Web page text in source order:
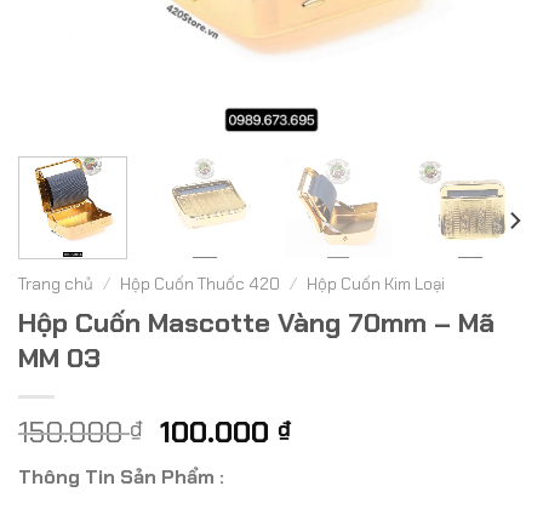
Trang chủ / Hộp Cuốn Thuốc 420 / Hộp Cuốn Kim Loại
Hộp Cuốn Mascotte Vàng 70mm – Mã
MM 03
150.000₫ Giá
gốc
là:
100.000 ₫Giá
Thông Tin Sản Phẩm :